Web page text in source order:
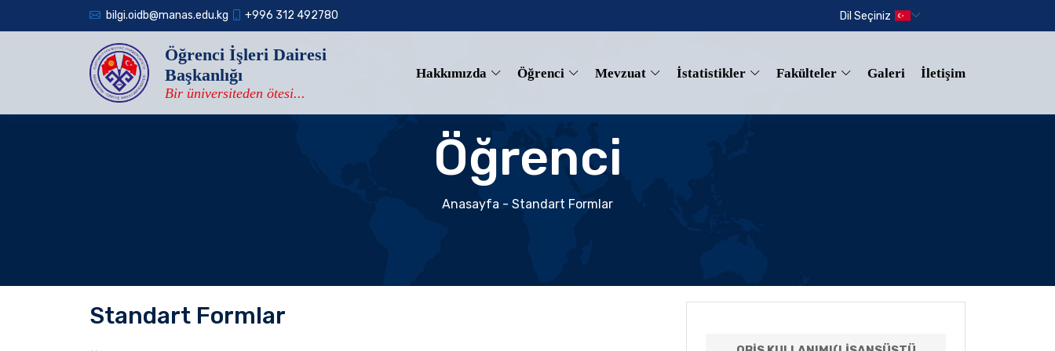
bilgi.oidb@manas.edu.kg +996 312 492780 Dil Seçiniz
Öğrenci İşleri Dairesi
Başkanlığı
Bir üniversiteden ötesi...
Hakkımızda Öğrenci Mevzuat İstatistikler Fakülteler Galeri İletişim
Öğrenci
Anasayfa - Standart Formlar
Standart Formlar